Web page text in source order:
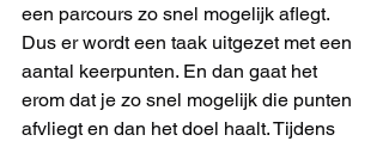
een parcours zo snel mogelijk aflegt.
Dus er wordt een taak uitgezet met een
aantal keerpunten. En dan gaat het
erom dat je zo snel mogelijk die punten
afvliegt en dan het doel haalt. Tijdens